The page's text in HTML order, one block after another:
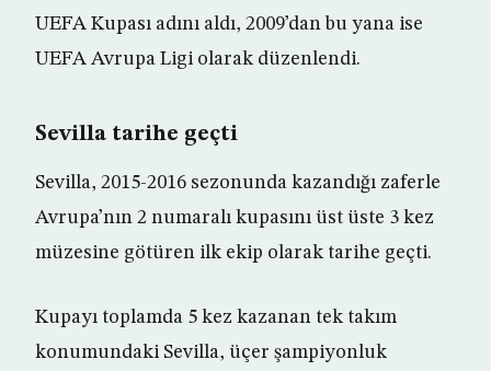
UEFA Kupası adını aldı, 2009’dan bu yana ise
UEFA Avrupa Ligi olarak düzenlendi.
Sevilla tarihe geçti
Sevilla, 2015-2016 sezonunda kazandığı zaferle
Avrupa’nın 2 numaralı kupasını üst üste 3 kez
müzesine götüren ilk ekip olarak tarihe geçti.
Kupayı toplamda 5 kez kazanan tek takım
konumundaki Sevilla, üçer şampiyonluk